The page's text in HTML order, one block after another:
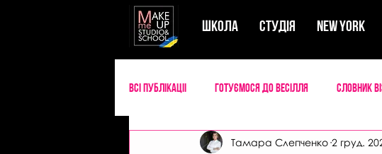
ШКОЛА СТУДIЯ New York
Всі публікаціі Готуємося до весілля Словник
Успішний майстер б'юті Секрети мейкап
Тамара Слепченко 2 груд.